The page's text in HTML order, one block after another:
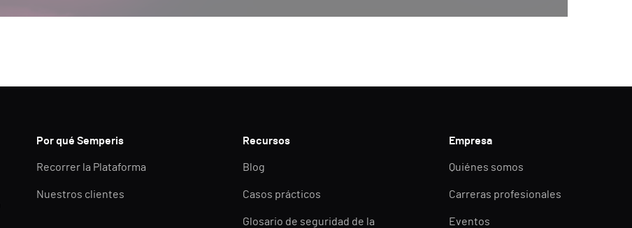
Por qué Semperis
Recorrer la Plataforma
Nuestros clientes
Recursos
Blog
Casos prácticos
Glosario de seguridad de la
Empresa
Quiénes somos
Carreras profesionales
Eventos